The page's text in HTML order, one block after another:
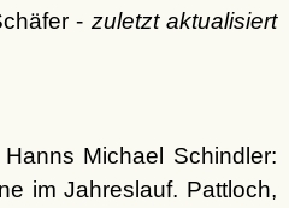
- zuletzt aktualisiert
Michael Schindler:
im Jahreslauf. Pattloch,